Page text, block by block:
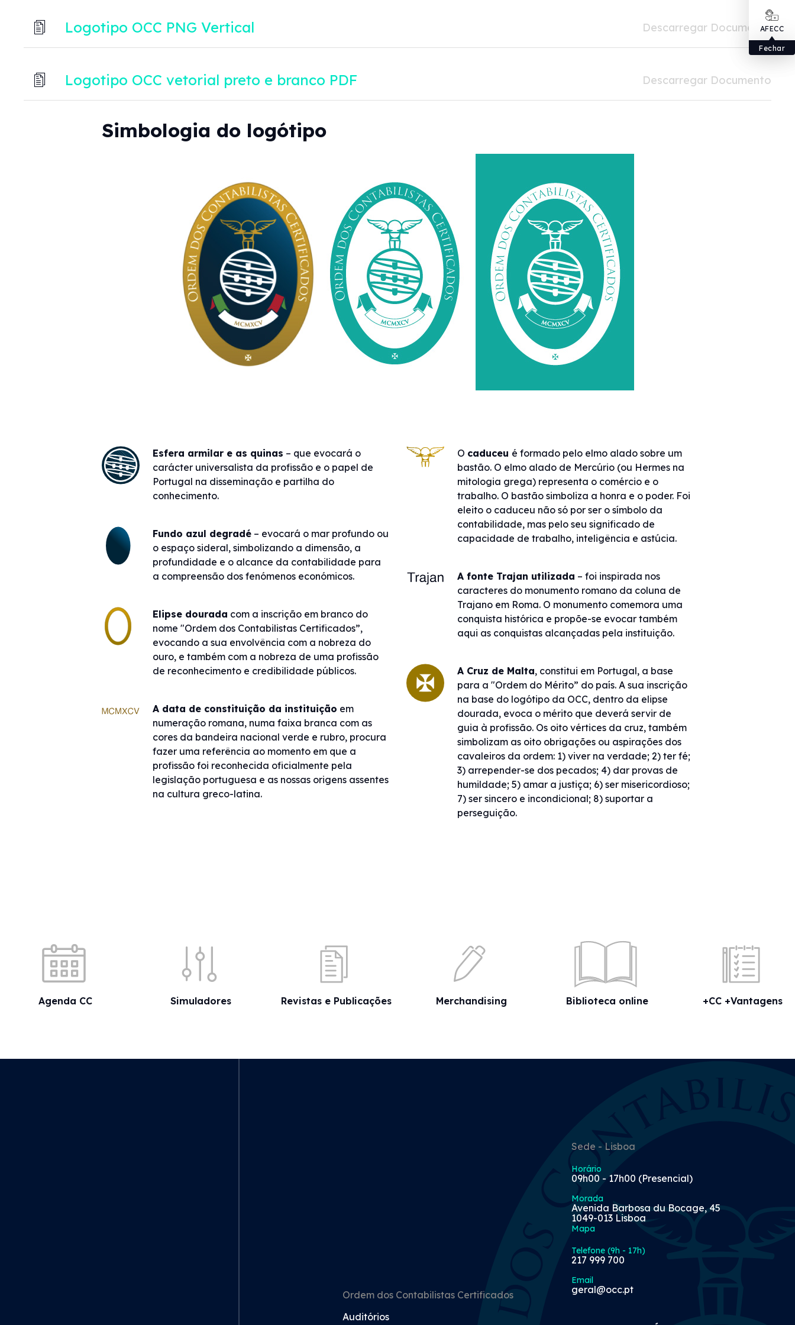
AFECC
Fechar
Logotipo OCC PNG Vertical Descarregar Documento
Logotipo OCC vetorial preto e branco PDF Descarregar Documento
Simbologia do logótipo
Esfera armilar e as quinas – que evocará o
carácter universalista da profissão e o papel de
Portugal na disseminação e partilha do
conhecimento.
Fundo azul degradé– evocará o mar profundo ou
o espaço sideral, simbolizando a dimensão, a
profundidade e o alcance da contabilidade para
a compreensão dos fenómenos económicos.
Elipse dourada com a inscrição em branco do
nome "Ordem dos Contabilistas Certificados”,
evocando a sua envolvência com a nobreza do
ouro, e também com a nobreza de uma profissão
de reconhecimento e credibilidade públicos.
A data de constituição da instituição em
numeração romana, numa faixa branca com as
cores da bandeira nacional verde e rubro, procura
fazer uma referência ao momento em que a
profissão foi reconhecida oficialmente pela
legislação portuguesa e as nossas origens assentes
na cultura greco-latina.
O caduceu é formado pelo elmo alado sobre um
bastão. O elmo alado de Mercúrio (ou Hermes na
mitologia grega) representa o comércio e o
trabalho. O bastão simboliza a honra e o poder. Foi
eleito o caduceu não só por ser o símbolo da
contabilidade, mas pelo seu significado de
capacidade de trabalho, inteligência e astúcia.
A fonte Trajan utilizada – foi inspirada nos
caracteres do monumento romano da coluna de
Trajano em Roma. O monumento comemora uma
conquista histórica e propõe-se evocar também
aqui as conquistas alcançadas pela instituição.
A Cruz de Malta, constitui em Portugal, a base
para a "Ordem do Mérito” do país. A sua inscrição
na base do logótipo da OCC, dentro da elipse
dourada, evoca o mérito que deverá servir de
guia à profissão. Os oito vértices da cruz, também
simbolizam as oito obrigações ou aspirações dos
cavaleiros da ordem: 1) viver na verdade; 2) ter fé;
3) arrepender-se dos pecados; 4) dar provas de
humildade; 5) amar a justiça; 6) ser misericordioso;
7) ser sincero e incondicional; 8) suportar a
perseguição.
Agenda CC Simuladores Revistas e Publicações Merchandising Biblioteca online +CC +Vantagens
Ordem dos Contabilistas Certificados
Auditórios
Sede - Lisboa
Horário
09h00 - 17h00 (Presencial)
Morada
Avenida Barbosa du Bocage, 45
1049-013 Lisboa
Mapa
Telefone (9h - 17h)
217 999 700
Email
geral@occ.pt